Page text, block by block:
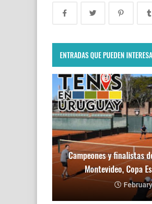
ENTRADAS QUE PUEDEN
Campeones y finalistas
Montevideo, Copa